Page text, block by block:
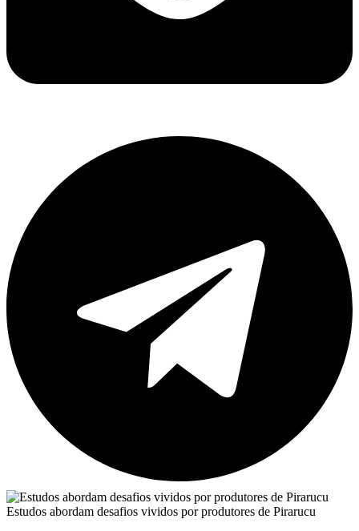
Estudos abordam desafios vividos por produtores de Pirarucu